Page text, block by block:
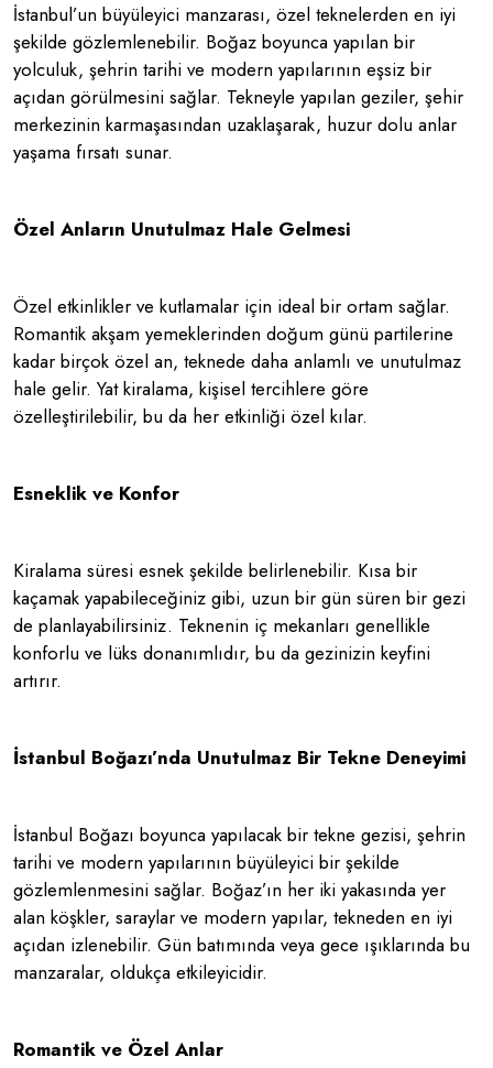
İstanbul’un büyüleyici manzarası, özel teknelerden en iyi
şekilde gözlemlenebilir. Boğaz boyunca yapılan bir
yolculuk, şehrin tarihi ve modern yapılarının eşsiz bir
açıdan görülmesini sağlar. Tekneyle yapılan geziler, şehir
merkezinin karmaşasından uzaklaşarak, huzur dolu anlar
yaşama fırsatı sunar.
Özel Anların Unutulmaz Hale Gelmesi
Özel etkinlikler ve kutlamalar için ideal bir ortam sağlar.
Romantik akşam yemeklerinden doğum günü partilerine
kadar birçok özel an, teknede daha anlamlı ve unutulmaz
hale gelir. Yat kiralama, kişisel tercihlere göre
özelleştirilebilir, bu da her etkinliği özel kılar.
Esneklik ve Konfor
Kiralama süresi esnek şekilde belirlenebilir. Kısa bir
kaçamak yapabileceğiniz gibi, uzun bir gün süren bir gezi
de planlayabilirsiniz. Teknenin iç mekanları genellikle
konforlu ve lüks donanımlıdır, bu da gezinizin keyfini
artırır.
İstanbul Boğazı’nda Unutulmaz Bir Tekne Deneyimi
İstanbul Boğazı boyunca yapılacak bir tekne gezisi, şehrin
tarihi ve modern yapılarının büyüleyici bir şekilde
gözlemlenmesini sağlar. Boğaz’ın her iki yakasında yer
alan köşkler, saraylar ve modern yapılar, tekneden en iyi
açıdan izlenebilir. Gün batımında veya gece ışıklarında bu
manzaralar, oldukça etkileyicidir.
Romantik ve Özel Anlar